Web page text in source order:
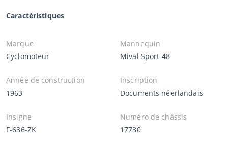
Caractéristiques
Marque
Cyclomoteur
Mannequin
Mival Sport 48
Année de construction
1963
Inscription
Documents néerlandais
Insigne
F-636-ZK
Numéro de châssis
17730